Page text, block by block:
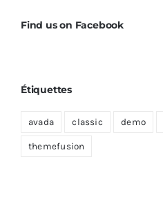
Find us on Facebook
Étiquettes
avada classic demo
themefusion